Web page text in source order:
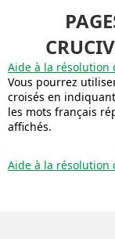
Aide à la résolution
Vous pourrez
croisés en
les mots français
affichés.
Aide à la résolution